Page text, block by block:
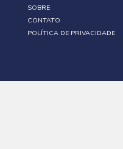
SOBRE
CONTATO
POLÍTICA DE PRIVACIDADE